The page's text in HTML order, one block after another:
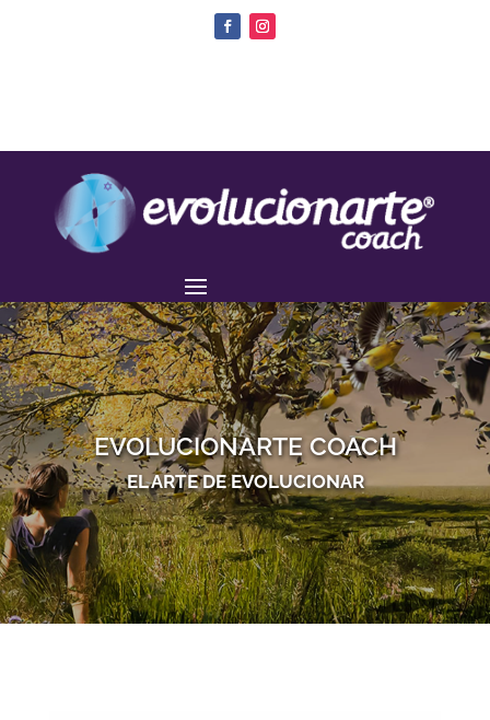
EVOLUCIONARTE COACH
EL ARTE DE EVOLUCIONAR